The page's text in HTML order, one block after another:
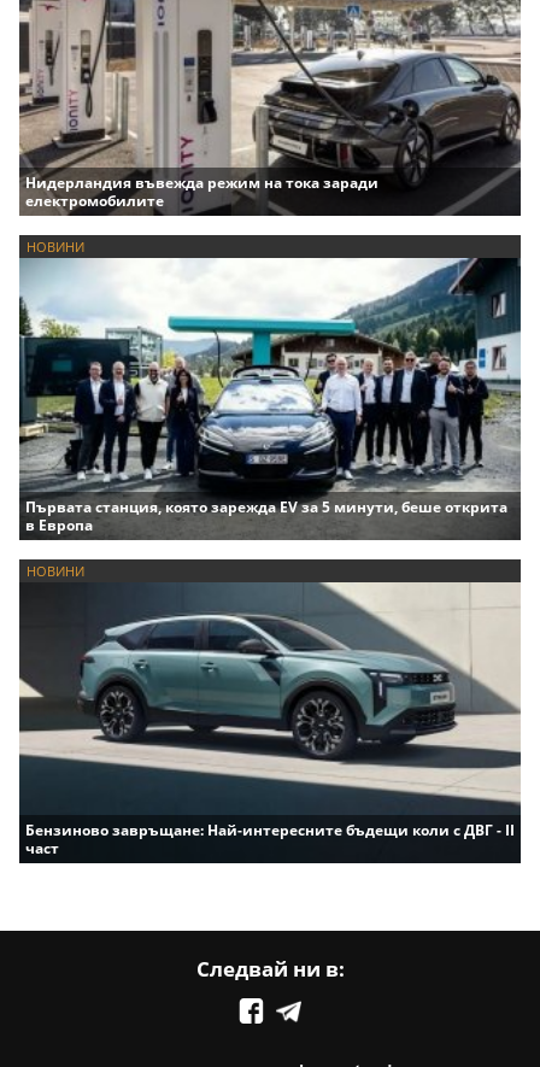
Нидерландия въвежда режим на тока заради
електромобилите
НОВИНИ
Първата станция, която зарежда EV за 5 минути, беше открита
в Европа
НОВИНИ
Бензиново завръщане: Най-интересните бъдещи коли с ДВГ - II
част
Следвай ни в: